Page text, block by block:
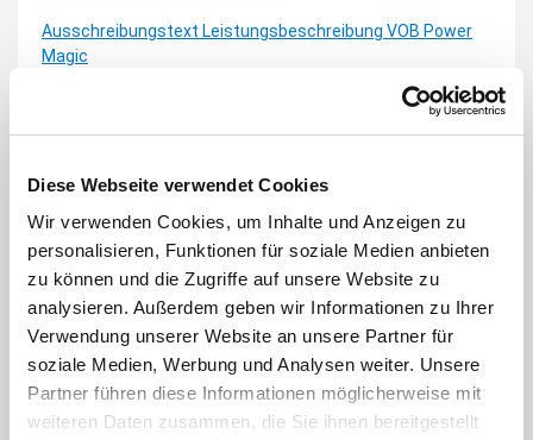
Diese Webseite verwendet Cookies
Wir verwenden Cookies, um Inhalte und Anzeigen zu
personalisieren, Funktionen für soziale Medien anbieten
zu können und die Zugriffe auf unsere Website zu
analysieren. Außerdem geben wir Informationen zu Ihrer
Verwendung unserer Website an unsere Partner für
soziale Medien, Werbung und Analysen weiter. Unsere
Partner führen diese Informationen möglicherweise mit
weiteren Daten zusammen, die Sie ihnen bereitgestellt
Ausschreibungstext Leistungsbeschreibung VOB Power
Magic
ZERTIFIZIERUNGEN
Certificate of Unit VDE4105 Power Magic
Certificate of Network and System Protection VDE4105
Power Magic
Certificate of Unit VDE4110 Power Magic